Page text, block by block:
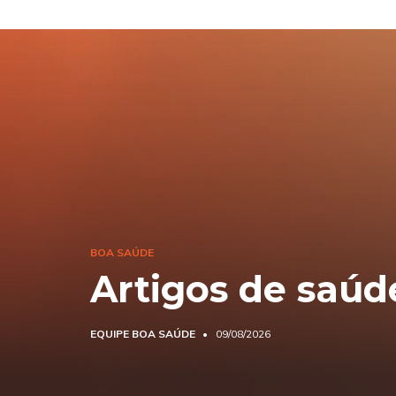
BOA SAÚDE
Artigos de
EQUIPE BOA SAÚDE 09/08/2026